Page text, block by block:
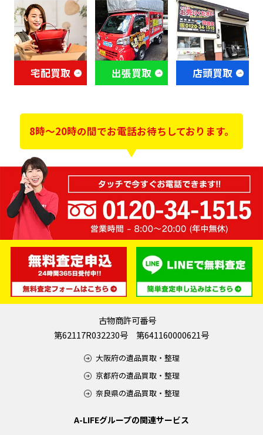
宅配買取 出張買取 店頭買取
8時～20時の間でお電話お待ちしております。
古物商許可番号
第62117R032230号 第641160000621号
大阪府の遺品買取・整理
京都府の遺品買取・整理
奈良県の遺品買取・整理
A-LIFEグループの関連サービス